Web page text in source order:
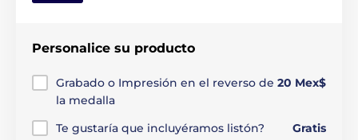
Personalice su producto
Grabado o Impresión en el reverso de
la medalla
20 Mex$
Te gustaría que incluyéramos listón? Gratis